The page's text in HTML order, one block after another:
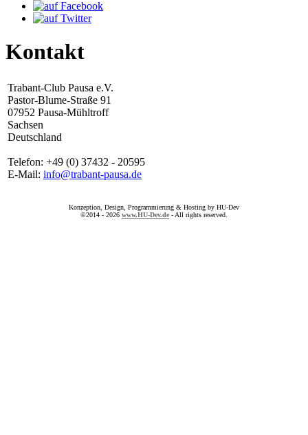
Kontakt
Trabant-Club Pausa e.V.
Pastor-Blume-Straße 91
07952 Pausa-Mühltroff
Sachsen
Deutschland
Telefon: +49 (0) 37432 - 20595
E-Mail: info@trabant-pausa.de
Konzeption, Design, Programmierung & Hosting by HU-Dev
©2014 - 2026 www.HU-Dev.de - All rights reserved.